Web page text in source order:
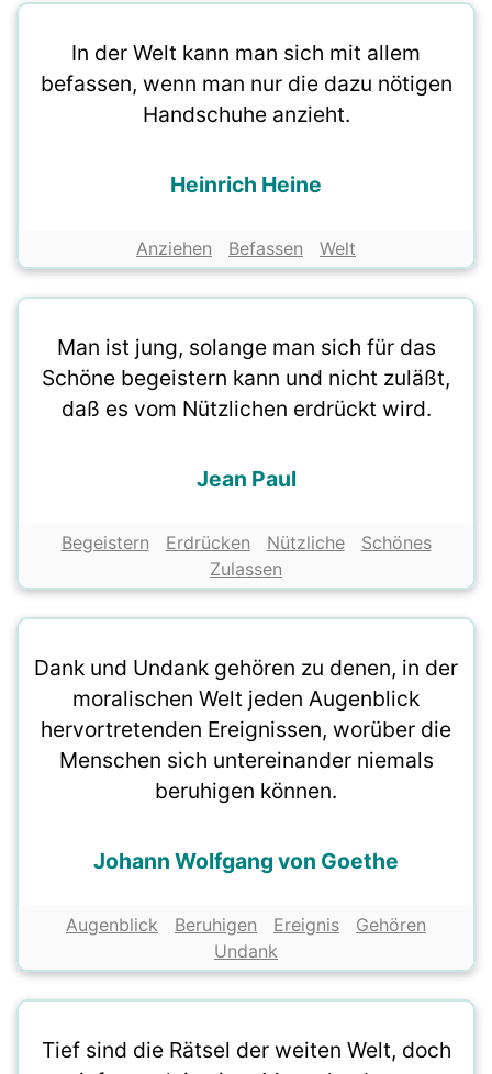
In der Welt kann man sich mit allem
befassen, wenn man nur die dazu nötigen
Handschuhe anzieht.
Heinrich Heine
Anziehen Befassen Welt
Man ist jung, solange man sich für das
Schöne begeistern kann und nicht zuläßt,
daß es vom Nützlichen erdrückt wird.
Jean Paul
Begeistern Erdrücken Nützliche
Schönes
Zulassen
Dank und Undank gehören zu denen, in der
moralischen Welt jeden Augenblick
hervortretenden Ereignissen, worüber die
Menschen sich untereinander niemals
beruhigen können.
Johann Wolfgang von Goethe
Augenblick Beruhigen Ereignis
Gehören
Undank
Tief sind die Rätsel der weiten Welt, doch